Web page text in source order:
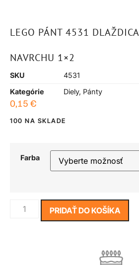
LEGO PÁNT 4531
NAVRCHU 1×2
SKU
4531
Kategórie
Diely, Pánty
0,15 €
100 NA SKLADE
Farba
PRIDAŤ DO KOŠÍKA